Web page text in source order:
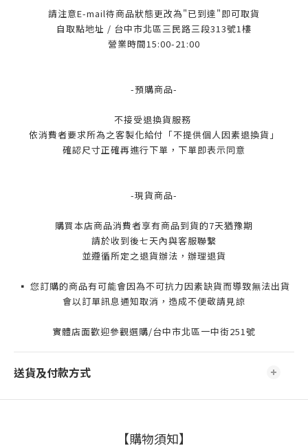
請注意E-mail待商品狀態更改為"已到達"即可取貨
自取點地址 / 台中市北區三民路三段313號1樓
營業時間15:00-21:00
-預購商品-
不接受退換貨服務
依消費者要求所為之客製化給付「不提供個人因素退換貨」
確認尺寸正確再進行下單，下單即表示同意
-現貨商品-
購買本店商品消費者享有商品到貨的7天猶豫期
請於收到後七天內與客服聯繫
並遵循所定之退貨辦法，辦理退貨
▪️ 您訂購的商品有可能會因為不可抗力因素缺貨而導致無法出貨
會以訂單訊息通知取消，造成不便敬請見諒
實體店面歡迎參觀選購/台中市北區一中街251號
送貨及付款方式
【購物須知】